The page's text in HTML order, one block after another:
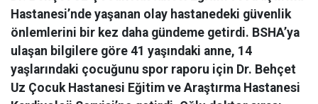
Hastanesi’nde yaşanan olay hastanedeki güvenlik
önlemlerini bir kez daha gündeme getirdi. BSHA’ya
ulaşan bilgilere göre 41 yaşındaki anne, 14
yaşlarındaki çocuğunu spor raporu için Dr. Behçet
Uz Çocuk Hastanesi Eğitim ve Araştırma Hastanesi